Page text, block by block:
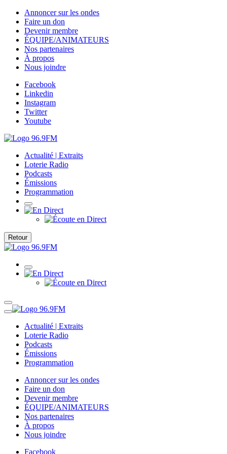
Annoncer sur les ondes
Faire un don
Devenir membre
ÉQUIPE/ANIMATEURS
Nos partenaires
À propos
Nous joindre
Facebook
Linkedin
Instagram
Twitter
Youtube
Actualité | Extraits
Loterie Radio
Podcasts
Émissions
Programmation
Retour
Actualité | Extraits
Loterie Radio
Podcasts
Émissions
Programmation
Annoncer sur les ondes
Faire un don
Devenir membre
ÉQUIPE/ANIMATEURS
Nos partenaires
À propos
Nous joindre
Facebook